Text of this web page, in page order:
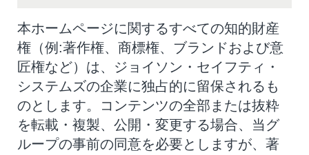
本ホームページに関するすべての知的財産
権（例:著作権、商標権、ブランドおよび意
匠権など）は、ジョイソン・セイフティ・
システムズの企業に独占的に留保されるも
のとします。コンテンツの全部または抜粋
を転載・複製、公開・変更する場合、当グ
ループの事前の同意を必要としますが、著